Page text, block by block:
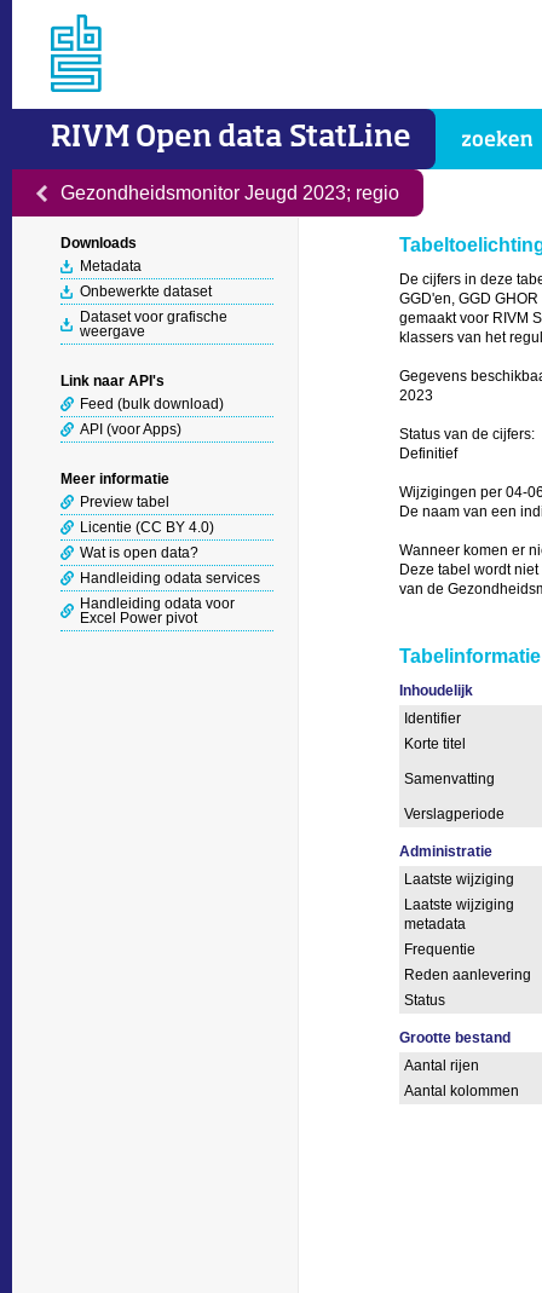
RIVM Open data StatLine
Gezondheidsmonitor Jeugd 2023; regio
De cijfers in deze
GGD'en, GGD
gemaakt voor RIVM
klassers van het
Gegevens
2023
Status van de cijfers:
Definitief
Wijzigingen per 04-
De naam van een
Wanneer komen er
Deze tabel wordt
van de
Tabelinformatie
Inhoudelijk
Identifier
Korte titel
Samenvatting
Verslagperiode
Administratie
Laatste wijziging
Laatste wijziging
metadata
Frequentie
Reden aanlevering
Status
Grootte bestand
Aantal rijen
Aantal kolommen
Downloads
Metadata
Onbewerkte dataset
Dataset voor grafische
weergave
Link naar API's
Feed (bulk download)
API (voor Apps)
Meer informatie
Preview tabel
Licentie (CC BY 4.0)
Wat is open data?
Handleiding odata services
Handleiding odata voor
Excel Power pivot